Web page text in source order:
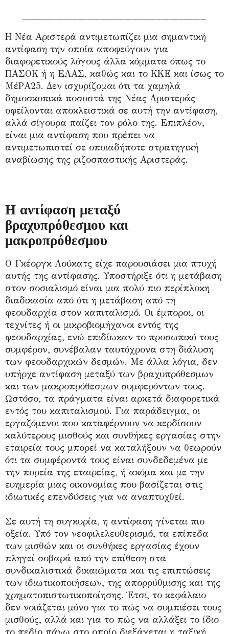
Η Νέα Αριστερά αντιμετωπίζει μια σημαντική
αντίφαση την οποία αποφεύγουν για
διαφορετικούς λόγους άλλα κόμματα όπως το
ΠΑΣΟΚ ή η ΕΛΑΣ, καθώς και το ΚΚΕ και ίσως το
ΜέΡΑ25. Δεν ισχυρίζομαι ότι τα χαμηλά
δημοσκοπικά ποσοστά της Νέας Αριστεράς
οφείλονται αποκλειστικά σε αυτή την αντίφαση,
αλλά σίγουρα παίζει τον ρόλο της. Επιπλέον,
είναι μια αντίφαση που πρέπει να
αντιμετωπιστεί σε οποιαδήποτε στρατηγική
αναβίωσης της ριζοσπαστικής Αριστεράς.
Η αντίφαση μεταξύ
βραχυπρόθεσμου και
μακροπρόθεσμου
Ο Γκέοργκ Λούκατς είχε παρουσιάσει μια πτυχή
αυτής της αντίφασης. Υποστήριξε ότι η μετάβαση
στον σοσιαλισμό είναι μια πολύ πιο περίπλοκη
διαδικασία από ότι η μετάβαση από τη
φεουδαρχία στον καπιταλισμό. Οι έμποροι, οι
τεχνίτες ή οι μικροβιομήχανοι εντός της
φεουδαρχίας, ενώ επιδίωκαν το προσωπικό τους
συμφέρον, συνέβαλαν ταυτόχρονα στη διάλυση
των φεουδαρχικών δεσμών. Με άλλα λόγια, δεν
υπήρχε αντίφαση μεταξύ των βραχυπρόθεσμων
και των μακροπρόθεσμων συμφερόντων τους.
Ωστόσο, τα πράγματα είναι αρκετά διαφορετικά
εντός του καπιταλισμού. Για παράδειγμα, οι
εργαζόμενοι που καταφέρνουν να κερδίσουν
καλύτερους μισθούς και συνθήκες εργασίας στην
εταιρεία τους μπορεί να καταλήξουν να θεωρούν
ότι τα συμφέροντά τους είναι συνδεδεμένα με
την πορεία της εταιρείας, ή ακόμα και με την
ευημερία μιας οικονομίας που βασίζεται στις
ιδιωτικές επενδύσεις για να αναπτυχθεί.
Σε αυτή τη συγκυρία, η αντίφαση γίνεται πιο
οξεία. Υπό τον νεοφιλελευθερισμό, τα επίπεδα
των μισθών και οι συνθήκες εργασίας έχουν
πληγεί σοβαρά από την επίθεση στα
συνδικαλιστικά δικαιώματα και τις επιπτώσεις
των ιδιωτικοποιήσεων, της απορρύθμισης και της
χρηματοπιστωτικοποίησης. Έτσι, το κεφάλαιο
δεν νοιάζεται μόνο για το πώς να συμπιέσει τους
μισθούς, αλλά και για το πώς να αλλάξει το ίδιο